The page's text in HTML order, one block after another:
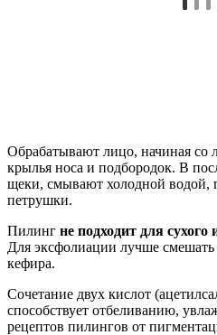
Обрабатывают лицо, начиная со
крылья носа и подбородок. В
щеки, смывают холодной водой,
петрушки.
Пилинг не подходит для сухого
Для эксфолиации лучше смешать
кефира.
Сочетание двух кислот
способствует отбеливанию,
рецептов пилингов от